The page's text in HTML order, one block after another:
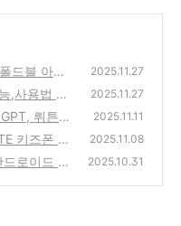
드블 아이
2025.11.27
,사용법 총
2025.11.27
뤼튼,
2025.11.11
키즈폰 효
2025.11.08
드로이드 태
2025.10.31